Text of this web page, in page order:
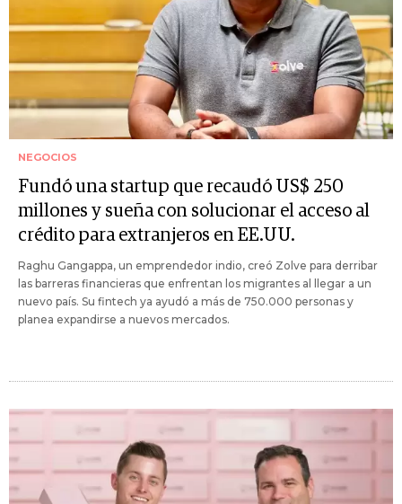
NEGOCIOS
Fundó una startup que recaudó US$ 250
millones y sueña con solucionar el acceso al
crédito para extranjeros en EE.UU.
Raghu Gangappa, un emprendedor indio, creó Zolve para derribar
las barreras financieras que enfrentan los migrantes al llegar a un
nuevo país. Su fintech ya ayudó a más de 750.000 personas y
planea expandirse a nuevos mercados.